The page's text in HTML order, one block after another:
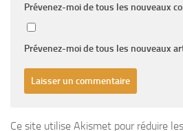
Prévenez-moi de tous les nouveaux
Prévenez-moi de tous les nouveaux
Ce site utilise Akismet pour réduire